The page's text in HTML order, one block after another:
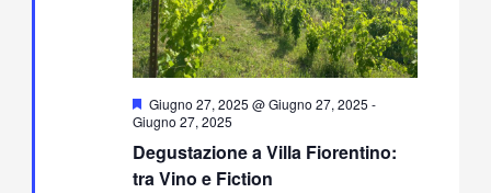
Degustazione a Villa Fiorentino:
tra Vino e Fiction
Segnalati
Giugno 27, 2025 @ Giugno 27, 2025 -
Giugno 27, 2025